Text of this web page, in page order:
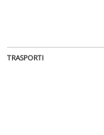
TRASPORTI